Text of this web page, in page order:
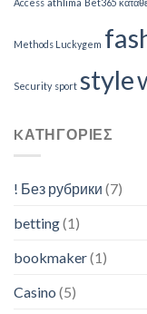
Methods Luckygem
Security sport style
KΑΤΗΓΟΡΊΕΣ
! Без рубрики (7)
betting(1)
bookmaker(1)
Casino (5)